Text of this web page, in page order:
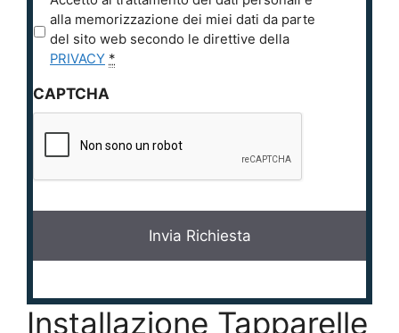
i
c
y
*
alla memorizzazione dei miei dati da parte
del sito web secondo le direttive della
PRIVACY *
CAPTCHA
Installazione Tapparelle